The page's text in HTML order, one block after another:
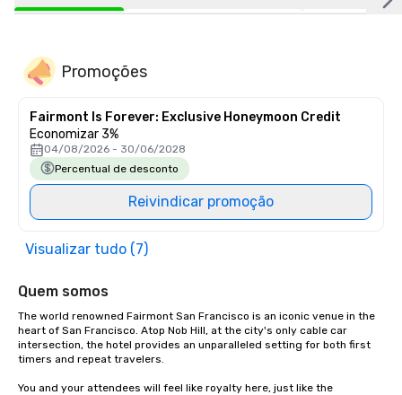
Promoções
Fairmont Is Forever: Exclusive Honeymoon Credit
Economizar 3%
04/08/2026 - 30/06/2028
Percentual de desconto
Reivindicar promoção
Visualizar tudo (7)
Quem somos
The world renowned Fairmont San Francisco is an iconic venue in the
heart of San Francisco. Atop Nob Hill, at the city's only cable car
intersection, the hotel provides an unparalleled setting for both first
timers and repeat travelers.
You and your attendees will feel like royalty here, just like the